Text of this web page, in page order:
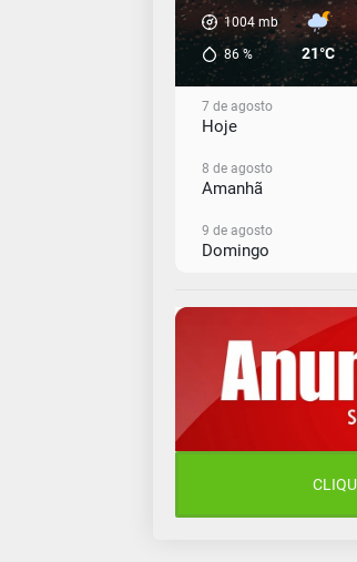
1004mb
86% 21°C
7 de agosto
Hoje
8 de agosto
Amanhã
9 de agosto
Domingo
Segunda-Feira
11 de agosto
Terça-Feira
12 de agosto